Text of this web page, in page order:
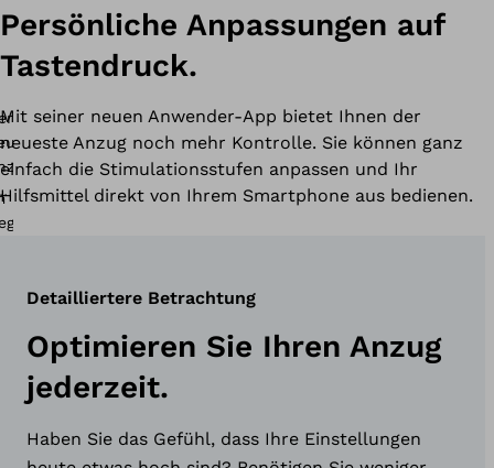
Persönliche Anpassungen auf
Tastendruck.
Mit seiner neuen Anwender-App bietet Ihnen der
neueste Anzug noch mehr Kontrolle. Sie können ganz
einfach die Stimulationsstufen anpassen und Ihr
Hilfsmittel direkt von Ihrem Smartphone aus bedienen.
Detailliertere Betrachtung
Optimieren Sie Ihren Anzug
jederzeit.
Haben Sie das Gefühl, dass Ihre Einstellungen